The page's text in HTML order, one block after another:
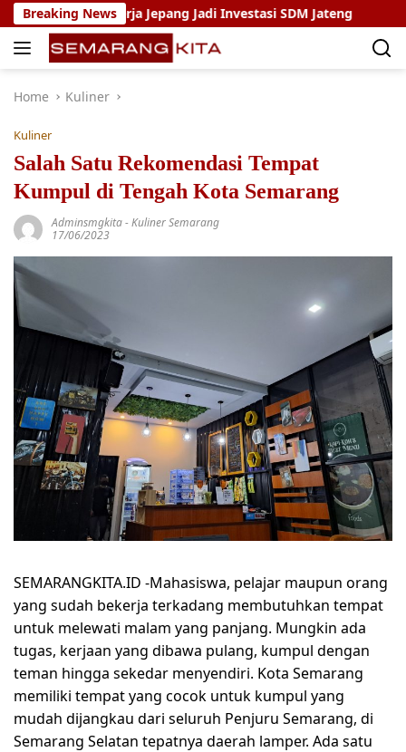
Skip
to
content
Breaking News
Kerja Jepang Jadi Investasi SDM Jateng Setya
Home Kuliner
Kuliner
Salah Satu Rekomendasi Tempat
Kumpul di Tengah Kota Semarang
Adminsmgkita-Kuliner Semarang
17/06/2023
SEMARANGKITA.ID -Mahasiswa, pelajar maupun orang
yang sudah bekerja terkadang membutuhkan tempat
untuk melewati malam yang panjang. Mungkin ada
tugas, kerjaan yang dibawa pulang, kumpul dengan
teman hingga sekedar menyendiri. Kota Semarang
memiliki tempat yang cocok untuk kumpul yang
mudah dijangkau dari seluruh Penjuru Semarang, di
Semarang Selatan tepatnya daerah lamper. Ada satu